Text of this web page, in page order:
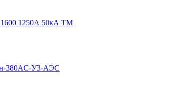
1600 1250А 50кА ТМ
380AC-У3-АЭС